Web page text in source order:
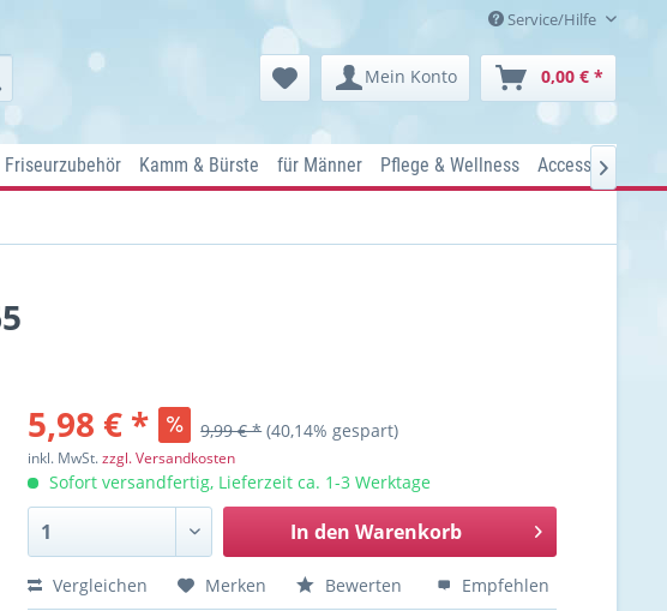
Service/Hilfe
Mein Konto 0,00 € *
Friseurzubehör Kamm & Bürste für Männer Pflege & Wellness Accessoires

5,98 € * 9,99 € * (40,14% gespart)
inkl. MwSt.zzgl. Versandkosten
Sofort versandfertig, Lieferzeit ca. 1-3 Werktage
In den Warenkorb
Vergleichen Merken Bewerten Empfehlen